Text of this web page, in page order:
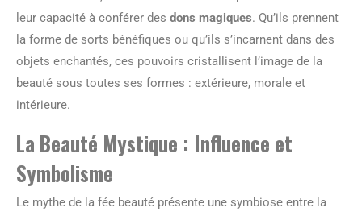
leur capacité à conférer des dons magiques. Qu’ils prennent
la forme de sorts bénéfiques ou qu’ils s’incarnent dans des
objets enchantés, ces pouvoirs cristallisent l’image de la
beauté sous toutes ses formes : extérieure, morale et
intérieure.
La Beauté Mystique : Influence et
Symbolisme
Le mythe de la fée beauté présente une symbiose entre la